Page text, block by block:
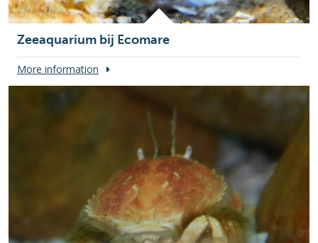
Zeeaquarium bij Ecomare
More information